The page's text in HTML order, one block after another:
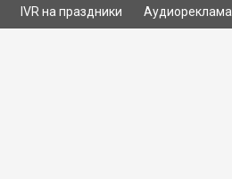
IVR на праздники Аудиореклама